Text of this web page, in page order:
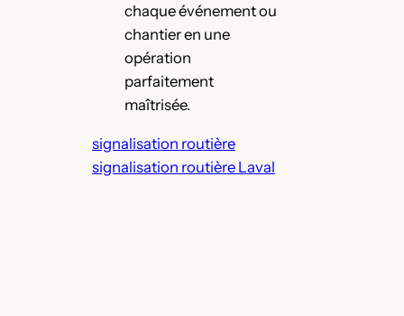
chaque événement ou
chantier en une
opération
parfaitement
maîtrisée.
signalisation routière
signalisation routière Laval